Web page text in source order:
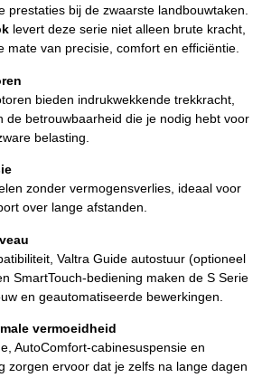
prestaties bij de zwaarste landbouwtaken.
levert deze serie niet alleen brute kracht,
mate van precisie, comfort en efficiëntie.
bieden indrukwekkende trekkracht,
de betrouwbaarheid die je nodig hebt voor
belasting.
zonder vermogensverlies, ideaal voor
over lange afstanden.
Valtra Guide autostuur (optioneel
SmartTouch-bediening maken de S Serie
en geautomatiseerde bewerkingen.
vermoeidheid
AutoComfort-cabinesuspensie en
zorgen ervoor dat je zelfs na lange dagen